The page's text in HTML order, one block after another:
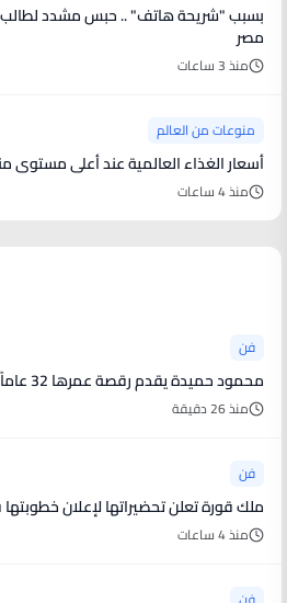
مصر
منذ 3 ساعات
منوعات من العالم
أسعار الغذاء العالمية عند أعلى مستوى منذ 3 سنوات
منذ 4 ساعات
فن
محمود حميدة يقدم رقصة عمرها 32 عاماً في زفاف ابنته
منذ 26 دقيقة
فن
ملك قورة تعلن تحضيراتها لإعلان
منذ 4 ساعات